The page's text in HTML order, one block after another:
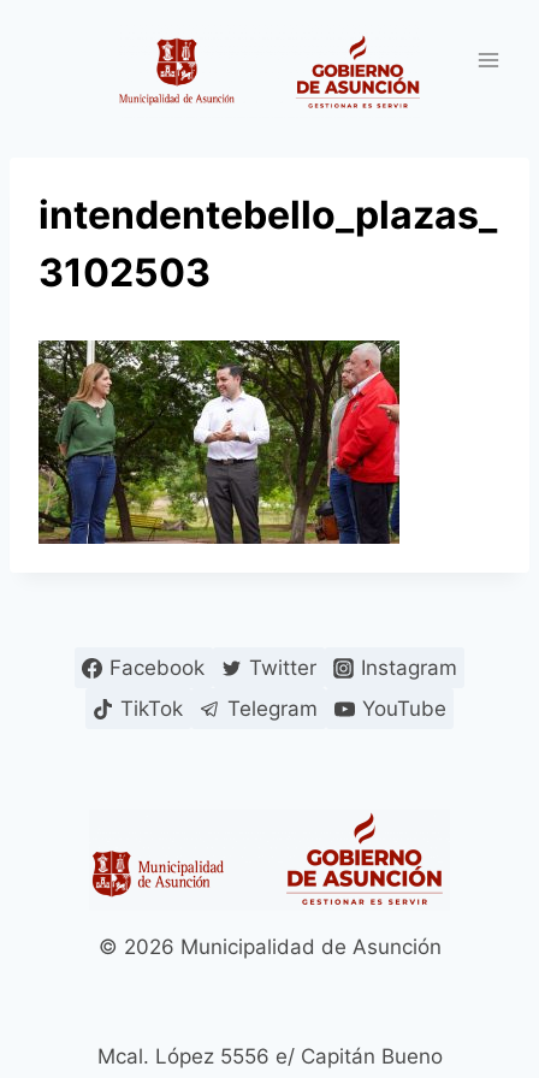
intendentebello_plazas_
3102503
Facebook Twitter
Instagram
TikTok
Telegram YouTube
© 2026 Municipalidad de Asunción
Mcal. López 5556 e/ Capitán Bueno